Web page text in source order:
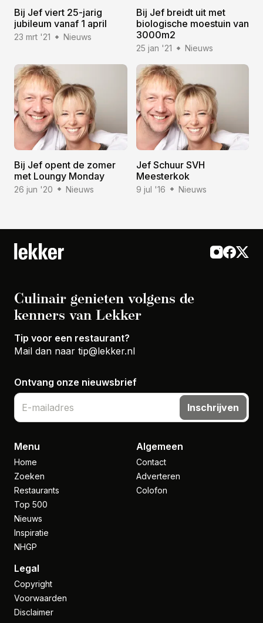
Bij Jef viert 25-jarig
jubileum vanaf 1 april
23 mrt '21 Nieuws
Bij Jef breidt uit met
biologische moestuin van
3000m2
25 jan '21 Nieuws
Bij Jef opent de zomer
met Loungy Monday
26 jun '20 Nieuws
Jef Schuur SVH
Meesterkok
9 jul '16 Nieuws
Culinair genieten volgens de
kenners van Lekker
Tip voor een restaurant?
Mail dan naar tip@lekker.nl
Ontvang onze nieuwsbrief
Inschrijven
Menu
Home
Zoeken
Restaurants
Top 500
Nieuws
Inspiratie
NHGP
Algemeen
Contact
Adverteren
Colofon
Legal
Copyright
Voorwaarden
Disclaimer